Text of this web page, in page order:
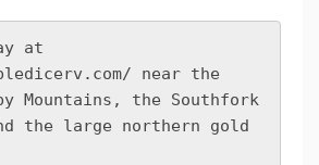
near the
Mountains, the Southfork
the large northern gold